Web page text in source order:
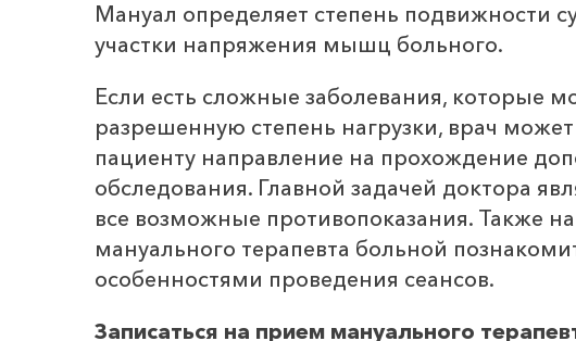
Мануал определяет степень подвижности
участки напряжения мышц больного.
Если есть сложные заболевания, которые
разрешенную степень нагрузки, врач
пациенту направление на прохождение
обследования. Главной задачей доктора
все возможные противопоказания. Также
мануального терапевта больной
особенностями проведения сеансов.
Записаться на прием мануального